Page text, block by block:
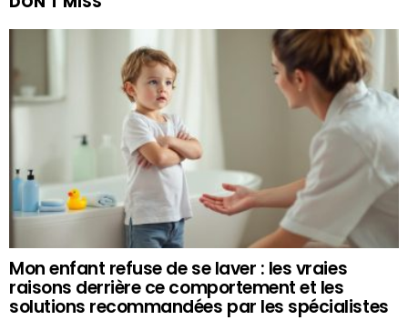
Mon enfant refuse de se laver : les vraies
raisons derrière ce comportement et les
solutions recommandées par les spécialistes